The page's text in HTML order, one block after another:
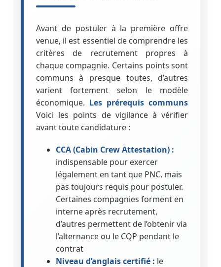
Avant de postuler à la première offre
venue, il est essentiel de comprendre les
critères de recrutement propres à
chaque compagnie. Certains points sont
communs à presque toutes, d’autres
varient fortement selon le modèle
économique. Les prérequis communs
Voici les points de vigilance à vérifier
avant toute candidature :
CCA (Cabin Crew Attestation) :
indispensable pour exercer
légalement en tant que PNC, mais
pas toujours requis pour postuler.
Certaines compagnies forment en
interne après recrutement,
d’autres permettent de l’obtenir via
l’alternance ou le CQP pendant le
contrat
Niveau d’anglais certifié : le